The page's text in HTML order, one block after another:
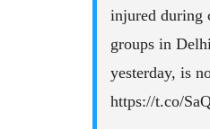
injured during
groups in
yesterday, is
https://t.co/